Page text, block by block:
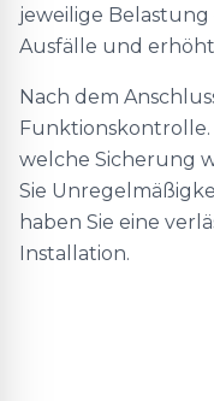
jeweilige
Ausfälle und
Nach dem
welche Sicherung
Sie
haben Sie eine
Installation.